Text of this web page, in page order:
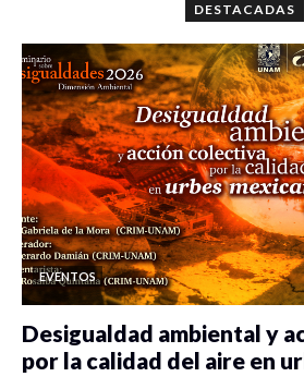
DESTACADAS
EVENTOS
Desigualdad ambiental y
por la calidad del aire en